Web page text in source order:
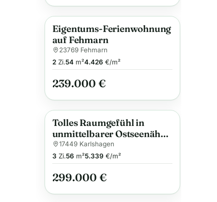
Anzeige
Eigentums-Ferienwohnung
auf Fehmarn
23769 Fehmarn
2Zi.54m²4.426 €/m²
239.000 €
Anzeige
Tolles Raumgefühl in
unmittelbarer Ostseenähe:
Gepflegte Maisonette mit
Südbalkon und Stellplatz
17449 Karlshagen
3 Zi.56 m²5.339 €/m²
299.000 €